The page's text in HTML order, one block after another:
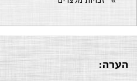
הערה: